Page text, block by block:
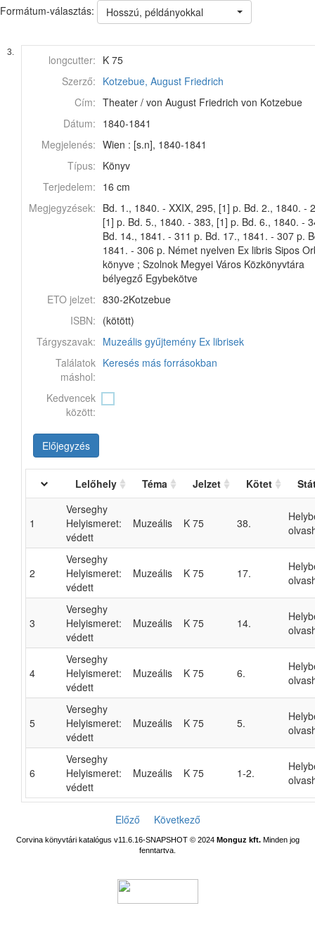
Formátum-választás: Hosszú, példányokkal
3.
longcutter: K 75
Szerző: Kotzebue, August Friedrich
Cím: Theater / von August Friedrich von Kotzebue
Dátum: 1840-1841
Megjelenés: Wien : [s.n], 1840-1841
Típus: Könyv
Terjedelem: 16 cm
Megjegyzések: Bd. 1., 1840. - XXIX, 295, [1] p. Bd. 2., 1840. -
[1] p. Bd. 5., 1840. - 383, [1] p. Bd. 6., 1840. -
Bd. 14., 1841. - 311 p. Bd. 17., 1841. - 307 p.
1841. - 306 p. Német nyelven Ex libris Sipos
könyve ; Szolnok Megyei Város Közkönyvtára
bélyegző Egybekötve
ETO jelzet: 830-2Kotzebue
ISBN: (kötött)
Tárgyszavak: Muzeális gyűjtemény Ex librisek
Találatok
máshol:
Keresés más forrásokban
Kedvencek
között:
Előjegyzés
Lelőhely Téma Jelzet Kötet
1
Verseghy
Helyismeret:
védett
Muzeális K 75 38.
2
Verseghy
Helyismeret:
védett
Muzeális K 75 17.
3
Verseghy
Helyismeret:
védett
Muzeális K 75 14.
4
Verseghy
Helyismeret:
védett
Muzeális K 75 6.
5
Verseghy
Helyismeret:
védett
Muzeális K 75 5.
6
Verseghy
Helyismeret:
védett
Muzeális K 75 1-2.
Előző Következő
Corvina könyvtári katalógus v11.6.16-SNAPSHOT© 2024 Monguz kft.Minden jog
fenntartva.